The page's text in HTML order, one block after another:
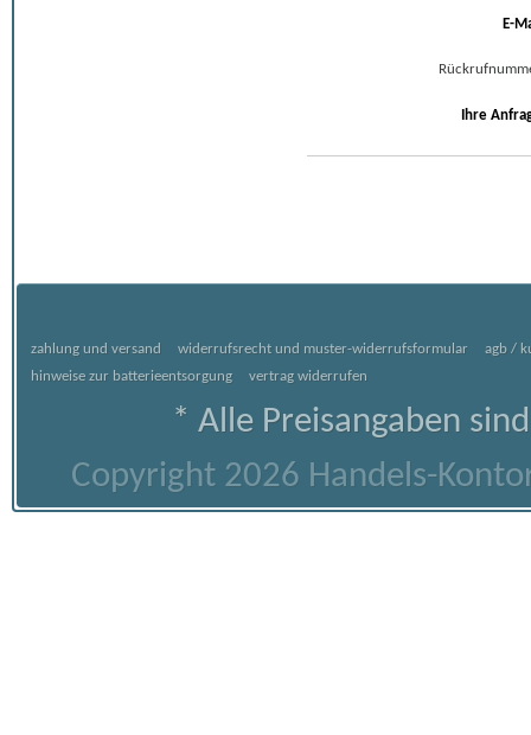
E-
Ihre
zahlung und versand widerrufsrecht und muster-widerrufsformular
agb /
hinweise zur batterieentsorgung
vertrag widerrufen
* Alle Preisangaben
Copyright 2026 Handels-